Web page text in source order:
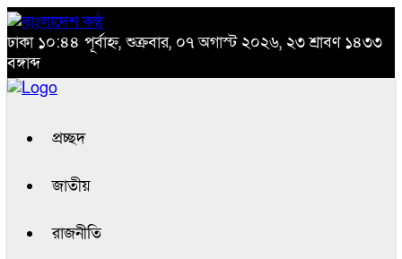
ঢাকা ১০:৪৪ পূর্বাহ্ন, শুক্রবার, ০৭ অগাস্ট ২০২৬, ২৩ শ্রাবণ ১৪৩৩
বঙ্গাব্দ
প্রচ্ছদ
জাতীয়
রাজনীতি